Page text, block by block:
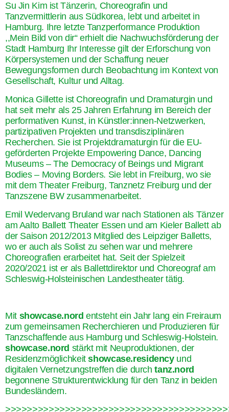
Su Jin Kim ist Tänzerin, Choreografin und
Tanzvermittlerin aus Südkorea, lebt und arbeitet in
Hamburg. Ihre letzte Tanzperformance Produktion
,,Mein Bild von dir“ erhielt die Nachwuchsförderung der
Stadt Hamburg Ihr Interesse gilt der Erforschung von
Körpersystemen und der Schaffung neuer
Bewegungsformen durch Beobachtung im Kontext von
Gesellschaft, Kultur und Alltag.
Monica Gilletteist Choreografin und Dramaturgin und
hat seit mehr als 25 Jahren Erfahrung im Bereich der
performativen Kunst, in Künstler:innen-Netzwerken,
partizipativen Projekten und transdisziplinären
Recherchen. Sie ist Projektdramaturgin für die EU-
geförderten Projekte Empowering Dance, Dancing
Museums – The Democracy of Beings und Migrant
Bodies – Moving Borders. Sie lebt in Freiburg, wo sie
mit dem Theater Freiburg, Tanznetz Freiburg und der
Tanzszene BW zusammenarbeitet.
Emil Wedervang Brulandwar nach Stationen als Tänzer
am Aalto Ballett Theater Essen und am Kieler Ballett ab
der Saison 2012/2013 Mitglied des Leipziger Balletts,
wo er auch als Solist zu sehen war und mehrere
Choreografien erarbeitet hat. Seit der Spielzeit
2020/2021 ist er als Ballettdirektor und Choreograf am
Schleswig-Holsteinischen Landestheater tätig.
Mit showcase.nord entsteht ein Jahr lang ein Freiraum
zum gemeinsamen Recherchieren und Produzieren für
Tanzschaffende aus Hamburg und Schleswig-Holstein.
showcase.nord stärkt mit Neuproduktionen, der
Residenzmöglichkeitshowcase.residencyund
digitalen Vernetzungstreffen die durchtanz.nord
begonnene Strukturentwicklung für den Tanz in beiden
Bundesländern.